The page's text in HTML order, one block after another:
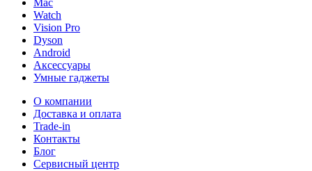
Mac
Watch
Vision Pro
Dyson
Android
Аксессуары
Умные гаджеты
О компании
Доставка и оплата
Trade-in
Контакты
Блог
Сервисный центр